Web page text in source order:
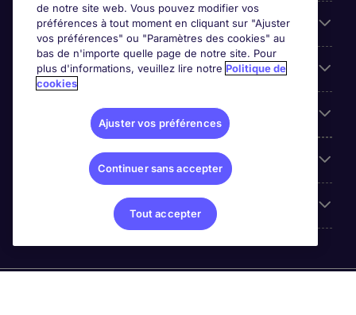
Contact
Les avis Google
Nos offres d'emploi
Sites du Groupe
de notre site web. Vous pouvez modifier vos
préférences à tout moment en cliquant sur "Ajuster
vos préférences" ou "Paramètres des cookies" au
bas de n'importe quelle page de notre site. Pour
plus d'informations, veuillez lire notre Politique de
cookies
Ajuster vos préférences
Continuer sans accepter
Tout accepter